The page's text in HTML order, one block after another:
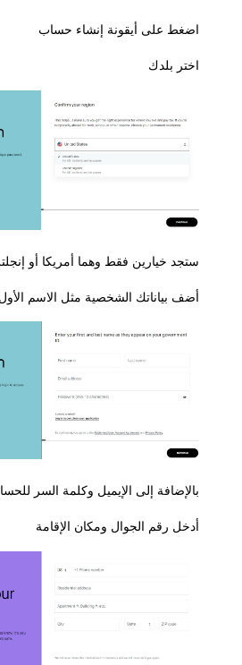
اضغط على أيقونة إنشاء حساب
اختر بلدك
ستجد خيارين فقط وهما أمريكا أو
أضف بياناتك الشخصية مثل الاسم الأول
بالإضافة إلى الإيميل وكلمة السر
أدخل رقم الجوال ومكان الإقامة